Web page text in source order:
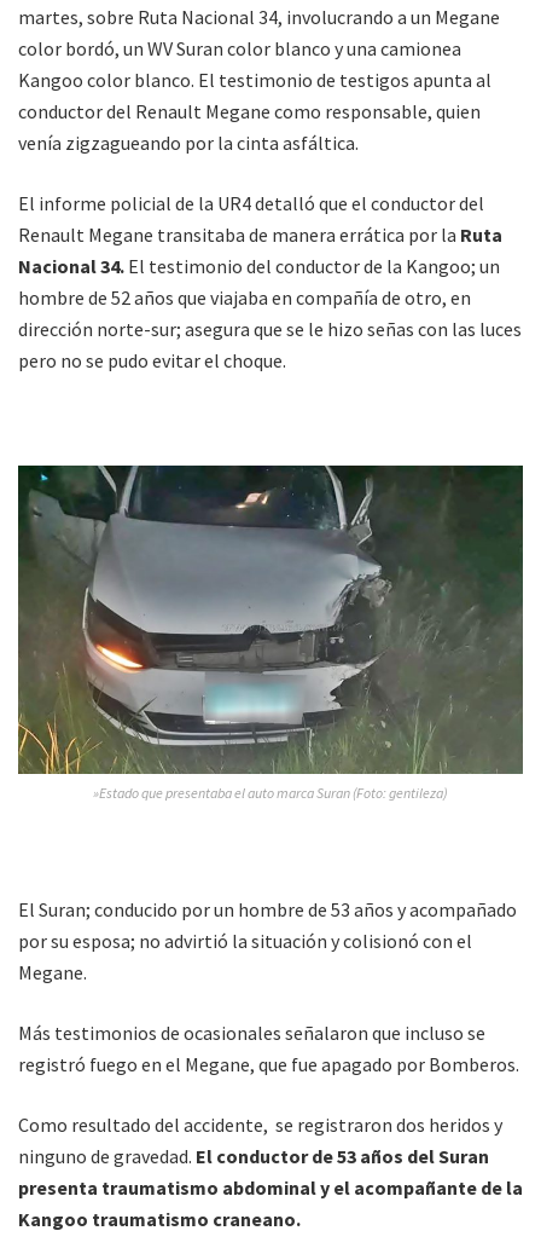
martes, sobre Ruta Nacional 34, involucrando a un Megane
color bordó, un WV Suran color blanco y una camionea
Kangoo color blanco. El testimonio de testigos apunta al
conductor del Renault Megane como responsable, quien
venía zigzagueando por la cinta asfáltica.
El informe policial de la UR4 detalló que el conductor del
Renault Megane transitaba de manera errática por la Ruta
Nacional 34. El testimonio del conductor de la Kangoo; un
hombre de 52 años que viajaba en compañía de otro, en
dirección norte-sur; asegura que se le hizo señas con las luces
pero no se pudo evitar el choque.
»Estado que presentaba el auto marca Suran (Foto: gentileza)
El Suran; conducido por un hombre de 53 años y acompañado
por su esposa; no advirtió la situación y colisionó con el
Megane.
Más testimonios de ocasionales señalaron que incluso se
registró fuego en el Megane, que fue apagado por Bomberos.
Como resultado del accidente, se registraron dos heridos y
ninguno de gravedad. El conductor de 53 años del Suran
presenta traumatismo abdominal y el acompañante de la
Kangoo traumatismo craneano.